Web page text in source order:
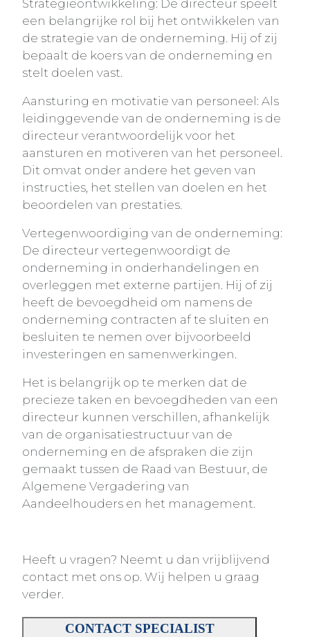
Strategieontwikkeling: De directeur speelt
een belangrijke rol bij het ontwikkelen van
de strategie van de onderneming. Hij of zij
bepaalt de koers van de onderneming en
stelt doelen vast.
Aansturing en motivatie van personeel: Als
leidinggevende van de onderneming is de
directeur verantwoordelijk voor het
aansturen en motiveren van het personeel.
Dit omvat onder andere het geven van
instructies, het stellen van doelen en het
beoordelen van prestaties.
Vertegenwoordiging van de onderneming:
De directeur vertegenwoordigt de
onderneming in onderhandelingen en
overleggen met externe partijen. Hij of zij
heeft de bevoegdheid om namens de
onderneming contracten af te sluiten en
besluiten te nemen over bijvoorbeeld
investeringen en samenwerkingen.
Het is belangrijk op te merken dat de
precieze taken en bevoegdheden van een
directeur kunnen verschillen, afhankelijk
van de organisatiestructuur van de
onderneming en de afspraken die zijn
gemaakt tussen de Raad van Bestuur, de
Algemene Vergadering van
Aandeelhouders en het management.
Heeft u vragen? Neemt u dan vrijblijvend
contact met ons op. Wij helpen u graag
verder.
CONTACT SPECIALIST